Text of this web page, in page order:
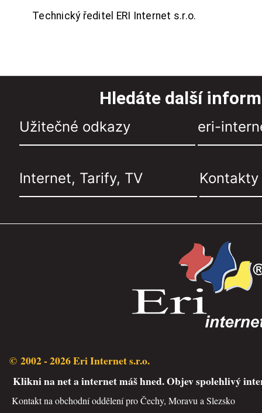
Technický ředitel ERI Internet s.r.o.
Hledáte další
Užitečné odkazy eri-
Internet, Tarify, TV Kontakty
© 2002 - 2026 Eri Internet s.r.o.
Klikni na net a internet máš hned. Objev spolehlivý
Kontakt na obchodní oddělení pro Čechy, Moravu a Slezsko